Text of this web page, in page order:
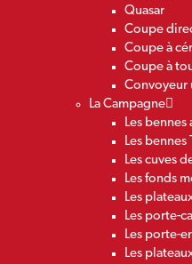
Quasar
Coupe
Coupe à
Coupe à
Convoyeur
La Campagne
Les
Les bennes
Les cuves
Les fonds
Les
Les porte-
Les porte-
Les